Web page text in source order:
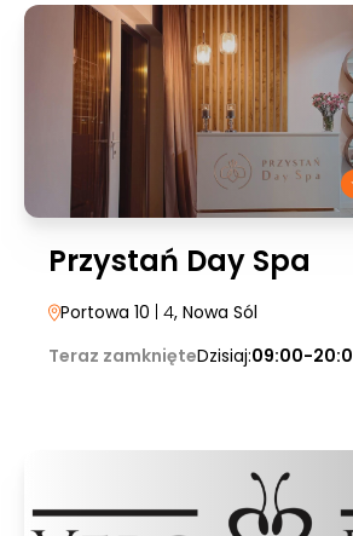
Przystań Day Spa
Portowa 10 | 4, Nowa Sól
Teraz zamknięteDzisiaj:09:00-